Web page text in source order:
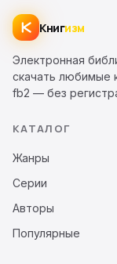
Книгизм
Электронная
скачать любимые
fb2 — без
КАТАЛОГ
Жанры
Серии
Авторы
Популярные